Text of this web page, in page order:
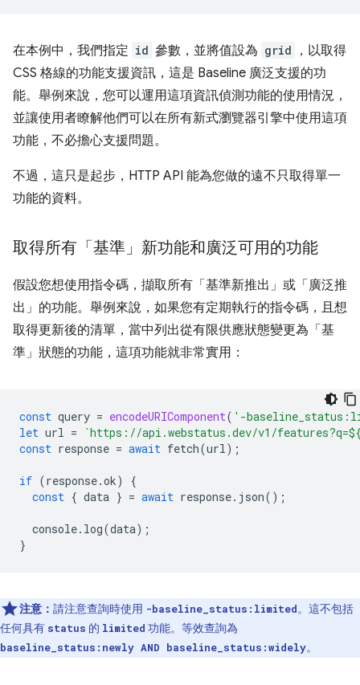
在本例中，我們指定 id 參數，並將值設為 grid
，以取得
CSS 格線的功能支援資訊，這是 Baseline 廣泛支援的功
能。舉例來說，您可以運用這項資訊偵測功能的使用情況，
並讓使用者瞭解他們可以在所有新式瀏覽器引擎中使用這項
功能，不必擔心支援問題。
不過，這只是起步，HTTP API 能為您做的遠不只取得單一
功能的資料。
取得所有「基準」新功能和廣泛可用的功能
假設您想使用指令碼，擷取所有「基準新推出」或「廣泛推
出」的功能。舉例來說，如果您有定期執行的指令碼，且想
取得更新後的清單，當中列出從有限供應狀態變更為「基
準」狀態的功能，這項功能就非常實用：
const query = encodeURIComponent( '-
let url = `https://api.webstatus.dev/v1/features?q=
const response = await fetch(url);
if (response.ok)
{
const { data } = await response. json();
console. log(data);
}
注意： 請注意查詢時使用 -baseline_status:limited。這不包括
任何具有 status 的 limited 功能。等效查詢為
baseline_status:newly AND baseline_status:widely。